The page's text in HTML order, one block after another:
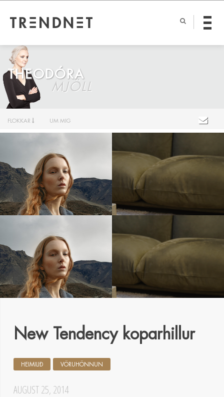
THEODÓRA
MJÖLL
FLOKKAR UM MIG
New Tendency koparhillur
AUGUST 25, 2014
HEIMILIÐ VÖRUHÖNNUN